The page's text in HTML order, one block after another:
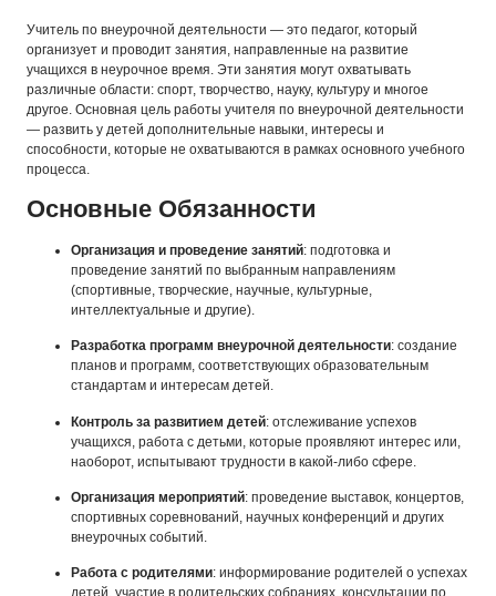
Учитель по внеурочной деятельности — это педагог, который
организует и проводит занятия, направленные на развитие
учащихся в неурочное время. Эти занятия могут охватывать
различные области: спорт, творчество, науку, культуру и многое
другое. Основная цель работы учителя по внеурочной деятельности
— развить у детей дополнительные навыки, интересы и
способности, которые не охватываются в рамках основного учебного
процесса.
Основные Обязанности
Организация и проведение занятий: подготовка и
проведение занятий по выбранным направлениям
(спортивные, творческие, научные, культурные,
интеллектуальные и другие).
Разработка программ внеурочной деятельности: создание
планов и программ, соответствующих образовательным
стандартам и интересам детей.
Контроль за развитием детей: отслеживание успехов
учащихся, работа с детьми, которые проявляют интерес или,
наоборот, испытывают трудности в какой-либо сфере.
Организация мероприятий: проведение выставок, концертов,
спортивных соревнований, научных конференций и других
внеурочных событий.
Работа с родителями: информирование родителей о успехах